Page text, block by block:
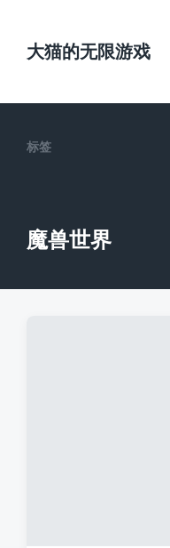
大猫的无限游戏
标签
魔兽世界